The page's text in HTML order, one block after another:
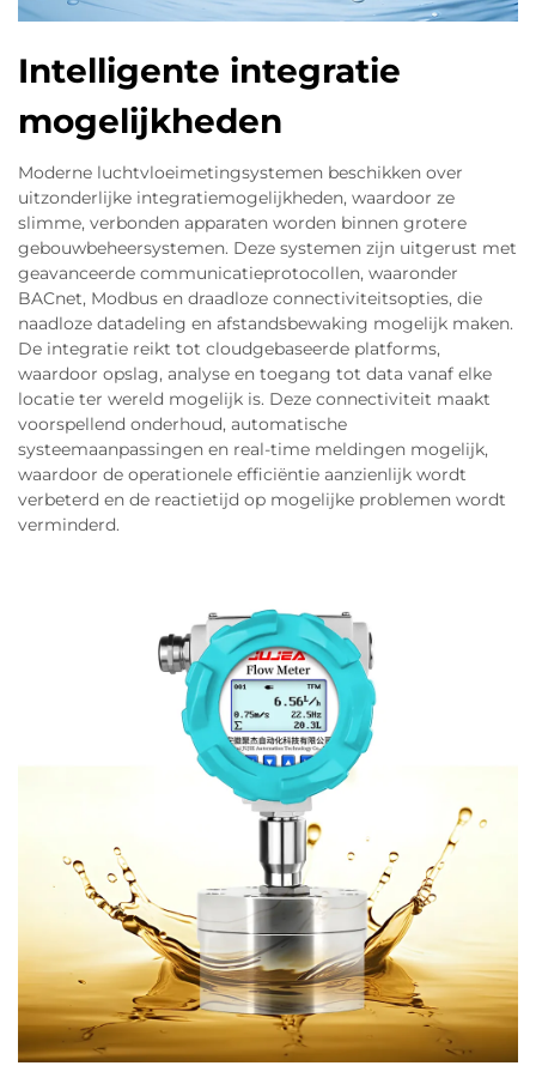
Intelligente integratie
mogelijkheden
Moderne luchtvloeimetingsystemen beschikken over
uitzonderlijke integratiemogelijkheden, waardoor ze
slimme, verbonden apparaten worden binnen grotere
gebouwbeheersystemen. Deze systemen zijn uitgerust met
geavanceerde communicatieprotocollen, waaronder
BACnet, Modbus en draadloze connectiviteitsopties, die
naadloze datadeling en afstandsbewaking mogelijk maken.
De integratie reikt tot cloudgebaseerde platforms,
waardoor opslag, analyse en toegang tot data vanaf elke
locatie ter wereld mogelijk is. Deze connectiviteit maakt
voorspellend onderhoud, automatische
systeemaanpassingen en real-time meldingen mogelijk,
waardoor de operationele efficiëntie aanzienlijk wordt
verbeterd en de reactietijd op mogelijke problemen wordt
verminderd.